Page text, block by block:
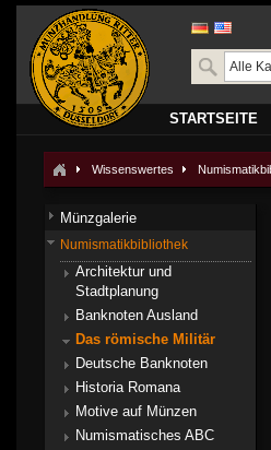
STARTSEITE
Wissenswertes
Münzgalerie
Numismatikbibliothek
Architektur und
Stadtplanung
Banknoten Ausland
Das römische Militär
Deutsche Banknoten
Historia Romana
Motive auf Münzen
Numismatisches ABC